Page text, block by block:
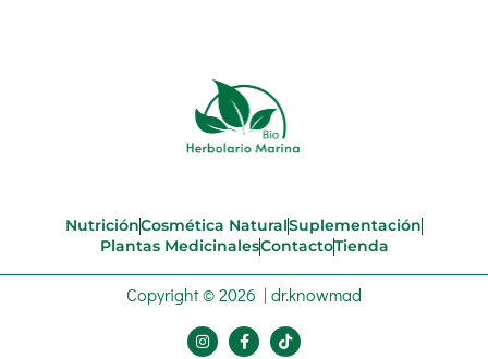
NutriciónCosmética NaturalSuplementación
Plantas MedicinalesContactoTienda
Copyright © 2026 | dr.knowmad